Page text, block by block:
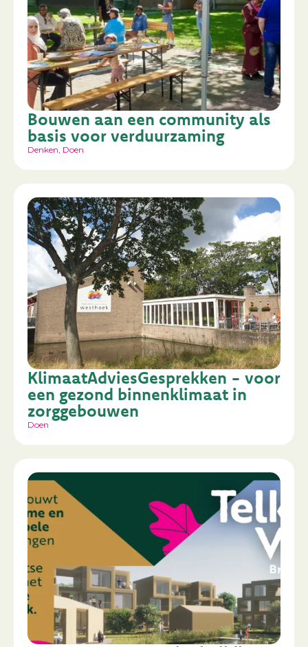
Bouwen aan een community als
basis voor verduurzaming
Denken, Doen
KlimaatAdviesGesprekken - voor
een gezond binnenklimaat in
zorggebouwen
Doen